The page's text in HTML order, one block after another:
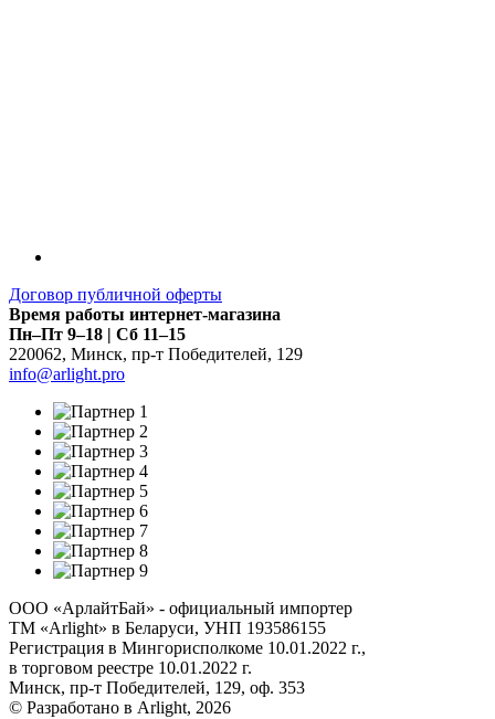
Договор публичной оферты
Время работы интернет-магазина
Пн–Пт 9–18 | Сб 11–15
220062, Минск, пр-т Победителей, 129
info@arlight.pro
ООО «АрлайтБай» - официальный импортер
ТМ «Arlight» в Беларуси, УНП 193586155
Регистрация в Мингорисполкоме 10.01.2022 г.,
в торговом реестре 10.01.2022 г.
Минск, пр-т Победителей, 129, оф. 353
© Разработано в Arlight, 2026